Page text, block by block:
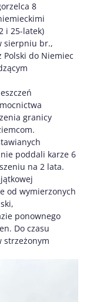
8
i 25-latek)
sierpniu br.,
Polski do Niemiec
granicy
poddali karze 6
na 2 lata.
od wymierzonych
ponownego
Do czasu
strzeżonym